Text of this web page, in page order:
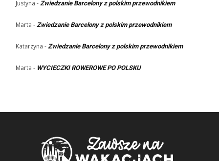
Justyna - Zwiedzanie Barcelony z polskim przewodnikiem
Marta - Zwiedzanie Barcelony z polskim przewodnikiem
Katarzyna - Zwiedzanie Barcelony z polskim przewodnikiem
Marta - WYCIECZKI ROWEROWE PO POLSKU